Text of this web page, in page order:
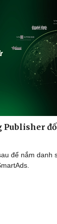
để nắm danh